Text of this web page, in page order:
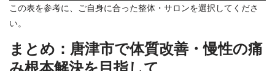
この表を参考に、ご自身に合った整体・サロンを選択してくださ
い。
まとめ：唐津市で体質改善・慢性の痛
み根本解決を目指して